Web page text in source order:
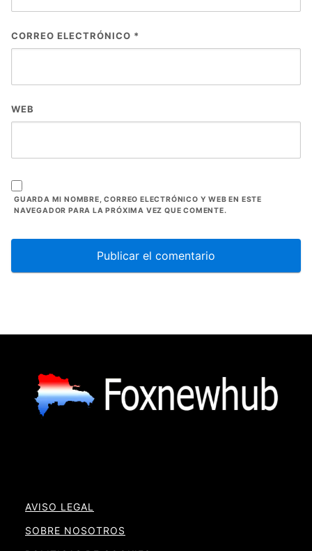
CORREO ELECTRÓNICO *
WEB
GUARDA MI NOMBRE, CORREO ELECTRÓNICO Y WEB EN ESTE
NAVEGADOR PARA LA PRÓXIMA VEZ QUE COMENTE.
AVISO LEGAL
SOBRE NOSOTROS